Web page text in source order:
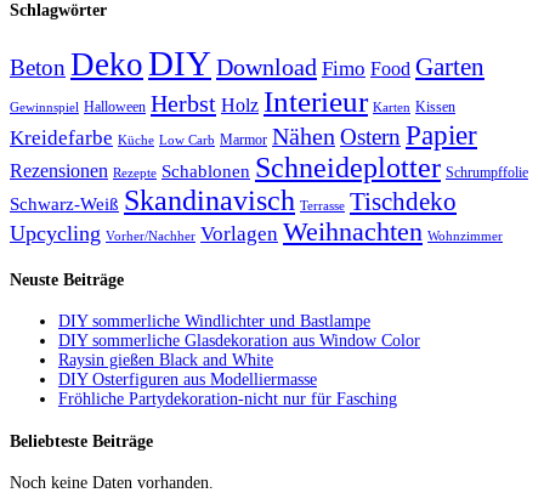
Schlagwörter
Beton DekoDIYDownload Fimo Food Garten
Gewinnspiel Halloween Herbst Holz Interieur Karten Kissen
Kreidefarbe Küche Low Carb Marmor Nähen Ostern Papier
Rezensionen Rezepte Schablonen Schneideplotter Schrumpffolie
Schwarz-Weiß Skandinavisch Terrasse Tischdeko
Upcycling Vorher/Nachher Vorlagen Weihnachten Wohnzimmer
Neuste Beiträge
DIY sommerliche Windlichter und Bastlampe
DIY sommerliche Glasdekoration aus Window Color
Raysin gießen Black and White
DIY Osterfiguren aus Modelliermasse
Fröhliche Partydekoration-nicht nur für Fasching
Beliebteste Beiträge
Noch keine Daten vorhanden.